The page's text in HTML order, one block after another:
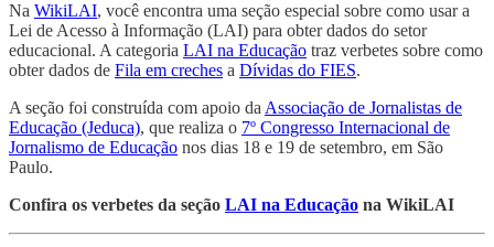
Na WikiLAI, você encontra uma seção especial sobre como usar a
Lei de Acesso à Informação (LAI) para obter dados do setor
educacional. A categoria LAI na Educação traz verbetes sobre como
obter dados de Fila em creches a Dívidas do FIES.
A seção foi construída com apoio daAssociação de Jornalistas de
Educação (Jeduca), que realiza o 7º Congresso Internacional de
Jornalismo de Educação nos dias 18 e 19 de setembro, em São
Paulo.
Confira os verbetes da seção LAI na Educação na WikiLAI